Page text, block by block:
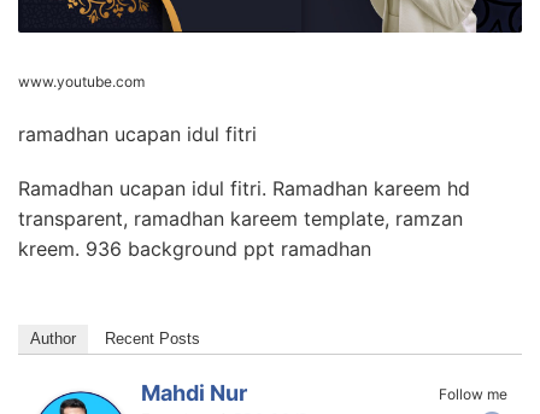
www.youtube.com
ramadhan ucapan idul fitri
Ramadhan ucapan idul fitri. Ramadhan kareem hd
transparent, ramadhan kareem template, ramzan
kreem. 936 background ppt ramadhan
Author Recent Posts
Follow me
Mahdi Nur